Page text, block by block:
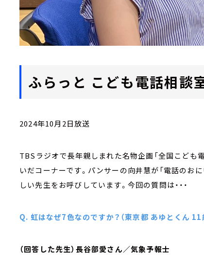
ふらっと こども電話相談
2024年10月2日放送
TBSラジオで長年親しまれた名物企画「全国こども
いだコーナーです。パンサーの向井慧が「電話のお
しい先生をお呼びしています。今回の質問は・・・
Q. 虹はなぜ7色なのですか？（東京都 あゆとくん 11
（回答した先生）長谷部愛さん／気象予報士